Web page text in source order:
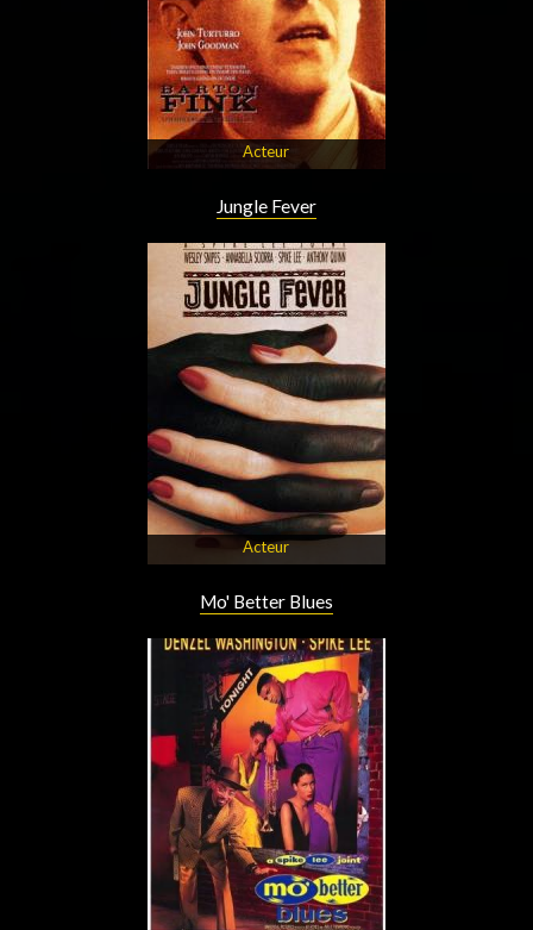
Acteur
Jungle Fever
Acteur
Mo' Better Blues